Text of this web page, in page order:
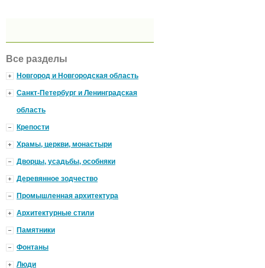
Все разделы
Новгород и Новгородская область
Санкт-Петербург и Ленинградская
область
Крепости
Храмы, церкви, монастыри
Дворцы, усадьбы, особняки
Деревянное зодчество
Промышленная архитектура
Архитектурные стили
Памятники
Фонтаны
Люди